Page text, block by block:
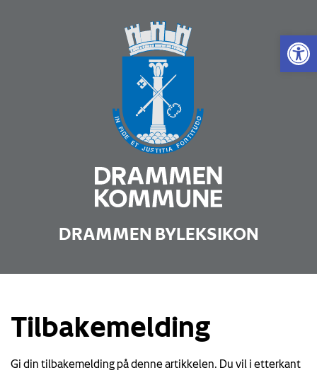
Vis
DRAMMEN BYLEKSIKON
Tilbakemelding
Gi din tilbakemelding på denne artikkelen. Du vil i etterkant